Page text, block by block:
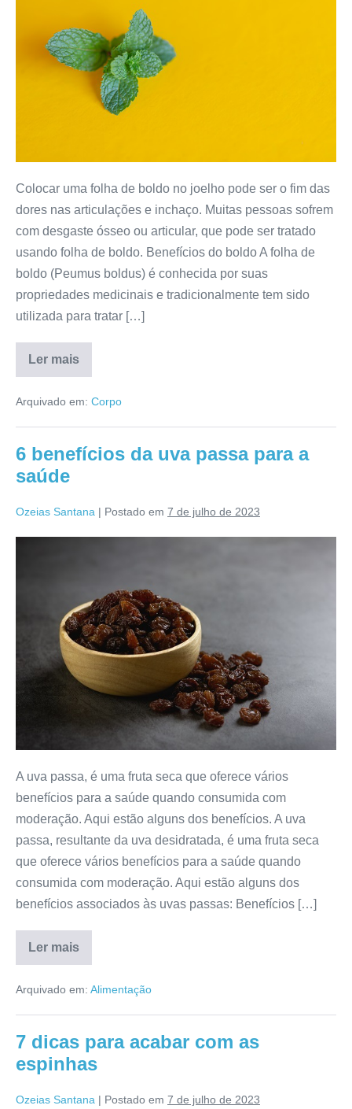
dores
Colocar uma folha de boldo no joelho pode ser o fim das
dores nas articulações e inchaço. Muitas pessoas sofrem
com desgaste ósseo ou articular, que pode ser tratado
usando folha de boldo. Benefícios do boldo A folha de
boldo (Peumus boldus) é conhecida por suas
propriedades medicinais e tradicionalmente tem sido
utilizada para tratar […]
Ler mais
Boldo
para
as
no
Arquivado em: Corpo
6 benefícios da uva passa para a
saúde
Ozeias Santana | Postado em 7 de julho de 2023
saúde
A uva passa, é uma fruta seca que oferece vários
benefícios para a saúde quando consumida com
moderação. Aqui estão alguns dos benefícios. A uva
passa, resultante da uva desidratada, é uma fruta seca
que oferece vários benefícios para a saúde quando
consumida com moderação. Aqui estão alguns dos
benefícios associados às uvas passas: Benefícios […]
Ler mais
6
benefícios
uva
para
saúde
Arquivado em: Alimentação
7 dicas para acabar com as
espinhas
Ozeias Santana | Postado em 7 de julho de 2023